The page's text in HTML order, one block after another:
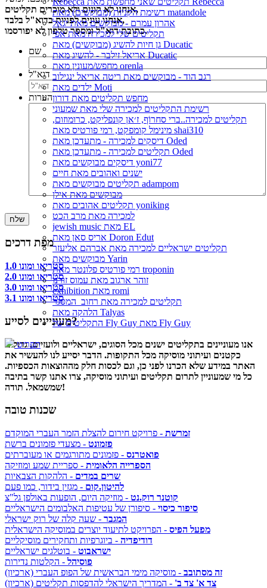
רשימת הקניות (מבוקשים) מאת matandole
אהרון עמרם - מבוקשים מאת יגאל
תקליטים שלי למכירה מאת אפי
גן חיות להשיג (מבוקשים) מאת Ducatic
אריאל זילבר - להשיג מאת Ducatic
מחפש/מעונין מאת orenla
רגב הוד - מבוקשים מאת ריטה אריאל ינגילוב
ילדים מאת Moti
מחפש תקליטים מאת דורון
רשימת התקליטים למכירה שלי מאת שמעוני
תקליטים למכירה..ברי סחרוֹף, ז׳אן קונפליקט, כרומוזום,
מינימל קומפקט, רמי פורטיס מאת shai310
דיסקים למכירה - מתעדכן מאת Oded
תקליטים למכירה - מתעדכן מאת Oded
דיסקים מבוקשים מאת yoni77
ישנים ואהובים מאת חיים
תקליטים מבוקשים מאת adampom
מבוקשים מאת אילן
תקליטים אהובים מאת yoniking
למכירה מאת מרב הכט
jewish music מאת EL
אריס סאן מאת Doron Edut
תקליטים ישראליים למכירה מאת אברהם אליעזר
מבוקשים מאת Yarin
רמי פורטיס פלונטר מאת troponin
זוהר ארגוב מאת עמוס זורנו
exhibition מאת romi
תקליטים למכירה מאת רחוב_המסגר
הלהקה מאת Talyas
התקליטים של Fly Guy מאת Fly Guy
תפריט
אנחנו לא קונים ולא מוכרים תקליטים,
אנחנו עונים לפניות בדוא"ל בלבד,
כתובת דוא"ל ומספר טלפון לא יפורסמו.
שם
דוא"ל
הערות
מפת דרכים
סטריאו ומונו 1.0
סטריאו ומונו 2.0
סטריאו ומונו 3.0
סטריאו ומונו 3.1
מעוניינים לסייע?
אנו מעוניינים בתקליטים ישנים מכל הסוגים, ישראליים ולועזיים, גדולים
כקטנים ועיתוני מוסיקה מכל התקופות. הדבר יסייע לנו להעשיר את
האתר במידע שלא הכרנו לפני כן, וגם לכסות חלק מההוצאות הכספיות.
כל מי שמעוניין לתרום תקליטים ועיתוני מוסיקה, צרו אתנו קשר בתיבה
שמשמאל. תודה!
שכנות טובה
זמרשת - פרויקט חירום להצלת הזמר העברי המוקדם
פזמונט - מצעדי פזמונים ברשת
פואטרנס - פזמונים מתורגמים או מעוברתים
הספרייה הלאומית - ספריית שמע ומוזיקה
שרים במדים - הלהקות הצבאיות
להיטון.קום - מגזין בידור, כמו פעם
קוטנר רוק.נט - מוזיקה היום, הופעות באולפן גל"צ
סיפור כיסוי - סיפורן של עטיפות האלבומים הישראליים
המגבר - שעה קלה של רוק ישראלי
מפעל הפיס - הפרויקט לתיעוד יוצרים במוסיקה הישראלית
דודיפדיה - ביוגרפיות ותחקירים מוסיקליים
ישראבוט - בוטלגים ישראליים
פוסיהל - הקלטות נדירות
זה מסתובב - מוסיקה מימי הבראשית של הפופ העברי (ארכיון)
צד א' צד ב' - המדריך הישראלי להדפסות תקליטים (ארכיון)